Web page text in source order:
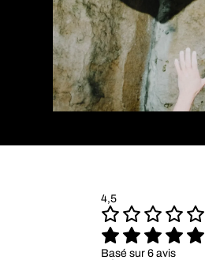
4,5
Basé sur 6 avis